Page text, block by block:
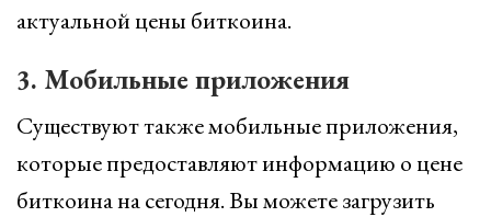
актуальной цены биткоина.
3. Мобильные приложения
Существуют также мобильные приложения,
которые предоставляют информацию о цене
биткоина на сегодня. Вы можете загрузить